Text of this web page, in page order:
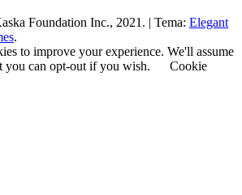
Foundation Inc., 2021. | Tema: Elegant
.
to improve your experience. We'll assume
you can opt-out if you wish.
Cookie